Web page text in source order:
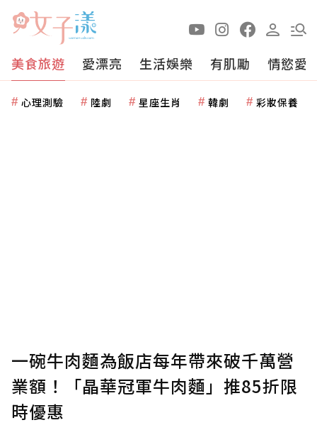
美食旅遊 愛漂亮 生活娛樂 有肌勵 情慾愛
心理測驗 陸劇 星座生肖 韓劇 彩妝保養
一碗牛肉麵為飯店每年帶來破千萬營
業額！「晶華冠軍牛肉麵」推85折限
時優惠